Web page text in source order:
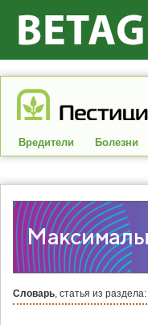
Вредители Болезни
Словарь, статья из раздела: